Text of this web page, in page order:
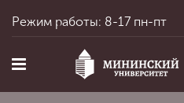
Режим работы: 8-17 пн-пт